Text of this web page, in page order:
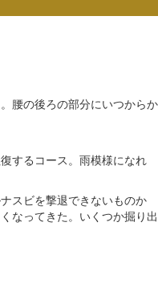
腰の後ろの部分にいつからか
するコース。雨模様になれ
スビを撃退できないものか
なってきた。いくつか掘り出